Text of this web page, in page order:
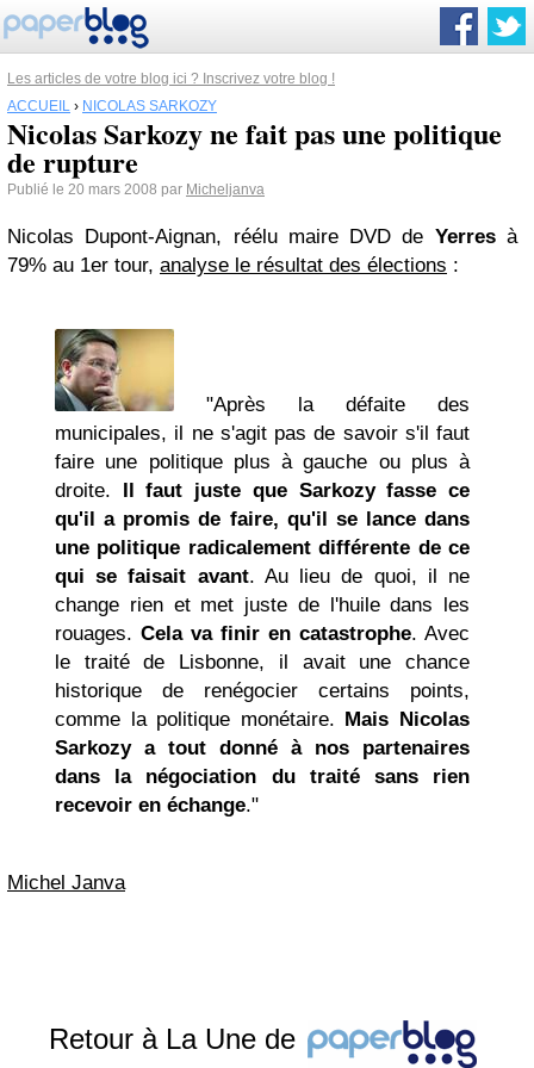
Les articles de votre blog ici ? Inscrivez votre blog !
ACCUEIL › NICOLAS SARKOZY
Nicolas Sarkozy ne fait pas une politique
de rupture
Publié le 20 mars 2008 par Micheljanva
Nicolas Dupont-Aignan, réélu maire DVD de Yerresà
79% au 1er tour, analyse le résultat des élections :
"Après la défaite des
municipales, il ne s'agit pas de savoir s'il faut
faire une politique plus à gauche ou plus à
droite. Il faut juste que Sarkozy fasse ce
qu'il a promis de faire, qu'il se lance dans
une politique radicalement différente de ce
qui se faisait avant. Au lieu de quoi, il ne
change rien et met juste de l'huile dans les
rouages. Cela va finir en catastrophe. Avec
le traité de Lisbonne, il avait une chance
historique de renégocier certains points,
comme la politique monétaire. Mais Nicolas
Sarkozya tout donné à nos partenaires
dans la négociation du traité sans rien
recevoir en échange."
Michel Janva
Retour à La Une de